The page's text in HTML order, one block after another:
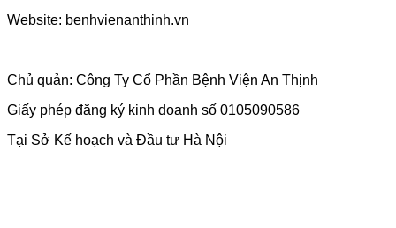
Website: benhvienanthinh.vn
Chủ quản: Công Ty Cổ Phần Bệnh Viện An Thịnh
Giấy phép đăng ký kinh doanh số 0105090586
Tại Sở Kế hoạch và Đầu tư Hà Nội